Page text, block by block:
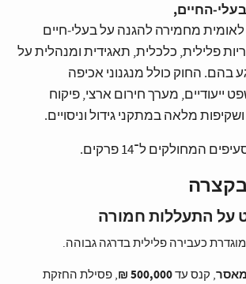
מחמירה להגנה על בעלי‑חיים
פלילית, כלכלית, תאגידית ומנהלית על
בהם. החוק כולל מנגנוני אכיפה
ייעודיים, מערך חירום ארצי, פיקוח
כעבירה פלילית בדרגה גבוהה.
, קנס עד500,000 ₪
, פסילת החזקת